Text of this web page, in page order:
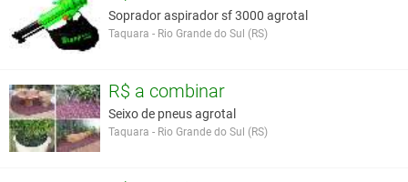
Soprador aspirador sf 3000 agrotal
Taquara - Rio Grande do Sul (RS)
R$ a combinar
Seixo de pneus agrotal
Taquara - Rio Grande do Sul (RS)